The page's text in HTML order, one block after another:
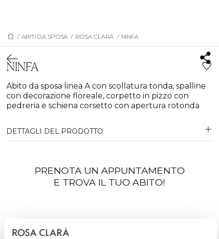
/ ABITI DA SPOSA / ROSA CLARÁ / NINFA
NINFA
Abito da sposa linea A con scollatura tonda, spalline
con decorazione floreale, corpetto in pizzo con
pedreria e schiena corsetto con apertura rotonda
DETTAGLI DEL PRODOTTO
PRENOTA UN APPUNTAMENTO
E TROVA IL TUO ABITO!